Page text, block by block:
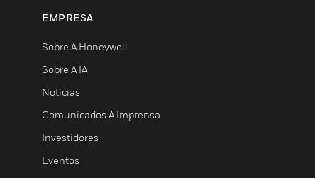
EMPRESA
Sobre A Honeywell
Sobre A IA
Notícias
Comunicados À Imprensa
Investidores
Eventos